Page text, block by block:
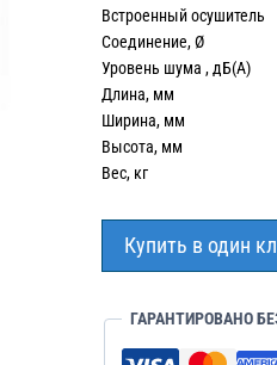
Встроенный
Соединение,
Уровень шума ,
Длина, мм
Ширина,
Высота, мм
Вес, кг
Купить в один
ГАРАНТИРОВАНО